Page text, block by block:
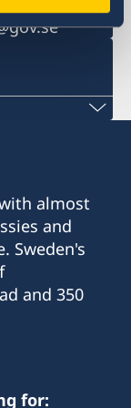
almost
and
Sweden's
and 350
for: